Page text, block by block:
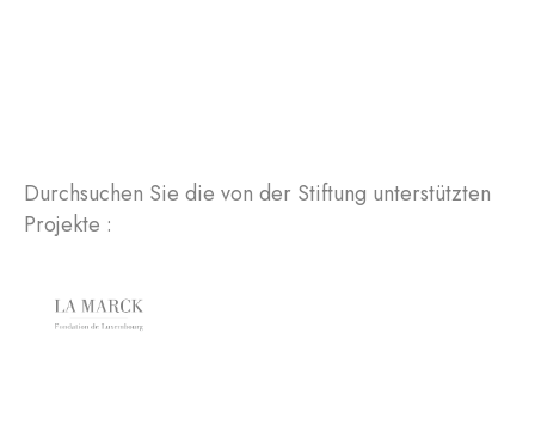
Durchsuchen Sie die von der Stiftung unterstützten
Projekte :